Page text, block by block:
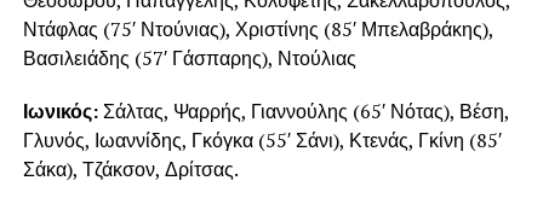
Ντάφλας (75′ Ντούνιας), Χριστίνης (85′ Μπελαβράκης),
Βασιλειάδης (57′ Γάσπαρης), Ντούλιας
Ιωνικός:Σάλτας, Ψαρρής, Γιαννούλης (65′ Νότας), Βέση,
Γλυνός, Ιωαννίδης, Γκόγκα (55′ Σάνι), Κτενάς, Γκίνη (85′
Σάκα), Τζάκσον, Δρίτσας.